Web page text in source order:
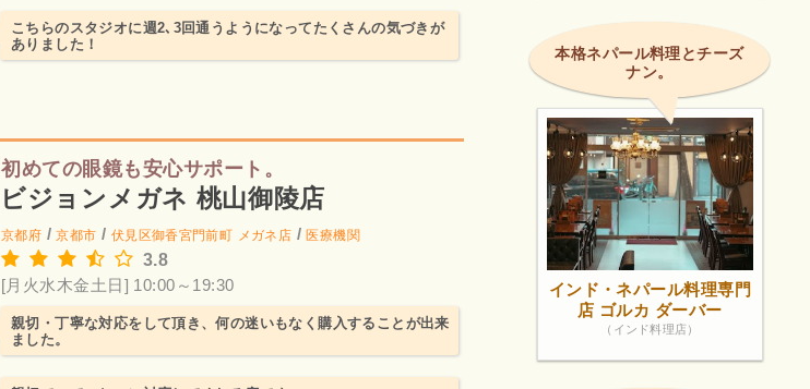
こちらのスタジオに週2､3回通うようになってたくさんの気づきが
ありました！
初めての眼鏡も安心サポート。
ビジョンメガネ 桃山御陵店
京都府 /京都市 / 伏見区御香宮門前町 メガネ店 /医療機関
3.8
[月火水木金土日] 10:00～19:30
親切・丁寧な対応をして頂き、何の迷いもなく購入することが出来
ました。
本格ネパール料理とチーズ
ナン。
インド・ネパール料理専門
店 ゴルカ ダーバー
（インド料理店）